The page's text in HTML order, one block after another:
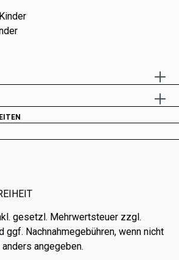
gesetzl. Mehrwertsteuer zzgl.
ggf. Nachnahmegebühren, wenn nicht
anders angegeben.